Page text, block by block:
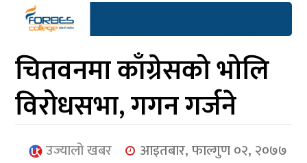
समाचार
आर्थिक
मनोरञ्जन
खेलकुद
चितवनमा काँग्रेसको भोलि
विरोधसभा, गगन गर्जने
उज्यालो खबर आइतबार, फाल्गुण ०२, २०७७